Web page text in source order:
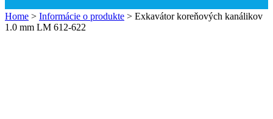
Home > Informácie o produkte > Exkavátor koreňových kanálikov
1.0 mm LM 612-622